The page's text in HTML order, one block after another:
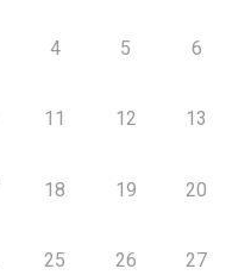
4 5 6
11 12 13
18 19 20
25 26 27